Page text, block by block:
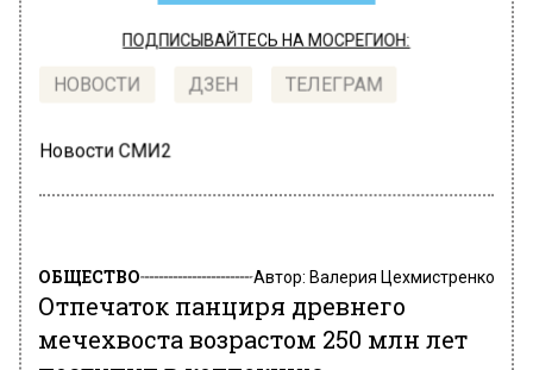
ПОДПИСЫВАЙТЕСЬ НА МОСРЕГИОН:
НОВОСТИ ДЗЕН ТЕЛЕГРАМ
Новости СМИ2
ОБЩЕСТВО Автор: Валерия Цехмистренко
Отпечаток панциря древнего
мечехвоста возрастом 250 млн лет